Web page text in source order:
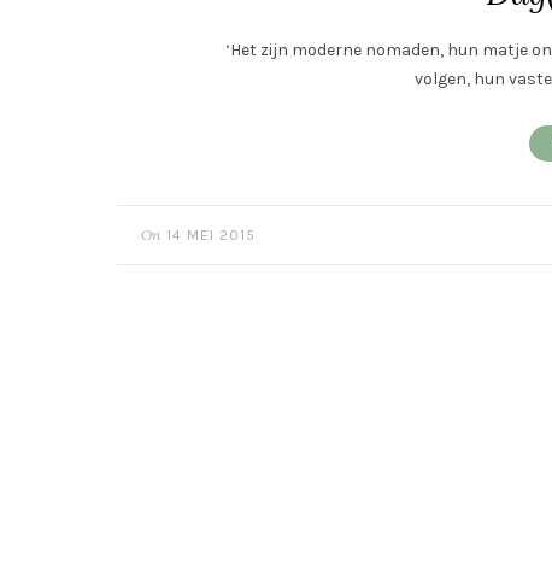
‘Het zijn moderne nomaden, hun matje
volgen, hun
On 14 MEI 2015